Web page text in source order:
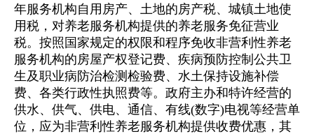
年服务机构自用房产、土地的房产税、城镇土地使
用税，对养老服务机构提供的养老服务免征营业
税。按照国家规定的权限和程序免收非营利性养老
服务机构的房屋产权登记费、疾病预防控制公共卫
生及职业病防治检测检验费、水土保持设施补偿
费、各类行政性执照费等。政府主办和特许经营的
供水、供气、供电、通信、有线(数字)电视等经营单
位，应为非营利性养老服务机构提供收费优惠，其